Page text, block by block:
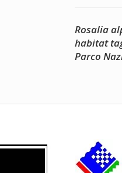
Rosalia
habitat
Parco